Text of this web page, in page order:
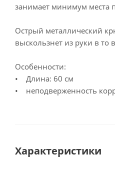
занимает минимум места
Острый металлический
выскользнет из руки в то
Особенности:
• Длина: 60 см
• неподверженность
Характеристики